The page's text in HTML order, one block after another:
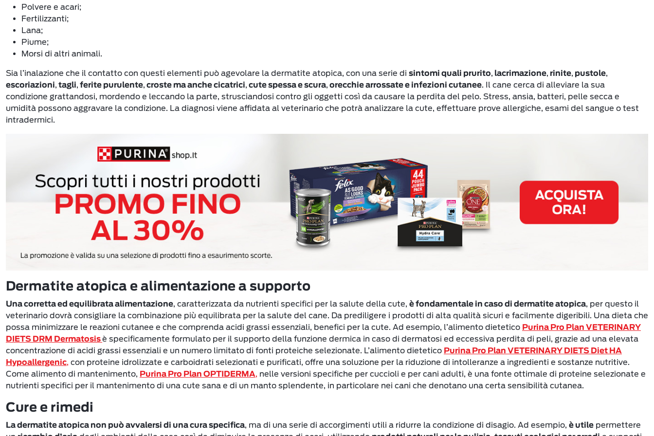
Polvere e acari;
Fertilizzanti;
Lana;
Piume;
Morsi di altri animali.
Sia l’inalazione che il contatto con questi elementi può agevolare la dermatite atopica, con una serie di sintomi quali prurito, lacrimazione, rinite, pustole,
escoriazioni, tagli, ferite purulente, croste ma anche cicatrici, cute spessa e scura, orecchie arrossate e infezioni cutanee. Il cane cerca di alleviare la sua
condizione grattandosi, mordendo e leccando la parte, strusciandosi contro gli oggetti così da causare la perdita del pelo. Stress, ansia, batteri, pelle secca e
umidità possono aggravare la condizione. La diagnosi viene affidata al veterinario che potrà analizzare la cute, effettuare prove allergiche, esami del sangue o test
intradermici.
Dermatite atopica e alimentazione a supporto
Una corretta ed equilibrata alimentazione, caratterizzata da nutrienti specifici per la salute della cute, è fondamentale in caso di dermatite atopica, per questo il
veterinario dovrà consigliare la combinazione più equilibrata per la salute del cane. Da prediligere i prodotti di alta qualità sicuri e facilmente digeribili. Una dieta che
possa minimizzare le reazioni cutanee e che comprenda acidi grassi essenziali, benefici per la cute. Ad esempio, l’alimento dietetico Purina Pro Plan VETERINARY
DIETS DRM Dermatosisè specificamente formulato per il supporto della funzione dermica in caso di dermatosi ed eccessiva perdita di peli, grazie ad una elevata
concentrazione di acidi grassi essenziali e un numero limitato di fonti proteiche selezionate. L’alimento dietetico Purina Pro Plan VETERINARY DIETS Diet HA
Hypoallergenic, con proteine idrolizzate e carboidrati selezionati e purificati, offre una soluzione per la riduzione di intolleranze a ingredienti e sostanze nutritive.
Come alimento di mantenimento, Purina Pro Plan OPTIDERMA, nelle versioni specifiche per cuccioli e per cani adulti, è una fonte ottimale di proteine selezionate e
nutrienti specifici per il mantenimento di una cute sana e di un manto splendente, in particolare nei cani che denotano una certa sensibilità cutanea.
Cure e rimedi
La dermatite atopica non può avvalersi di una cura specifica, ma di una serie di accorgimenti utili a ridurre la condizione di disagio. Ad esempio, è utile permettere